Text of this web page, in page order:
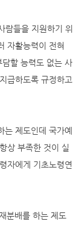
람들을 지원하기 위
자활능력이 전혀
할 능력도 없는 사
급하도록 규정하고
는 제도인데 국가예
상 부족한 것이 실
자에게 기초노령연
분배를 하는 제도